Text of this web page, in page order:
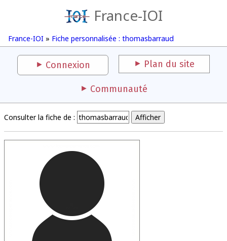
France-IOI
France-IOI » Fiche personnalisée : thomasbarraud
Connexion Plan du site
Communauté
Consulter la fiche de :